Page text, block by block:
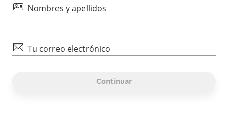
id Nombres y apellidos
mail Tu correo electrónico
Continuar